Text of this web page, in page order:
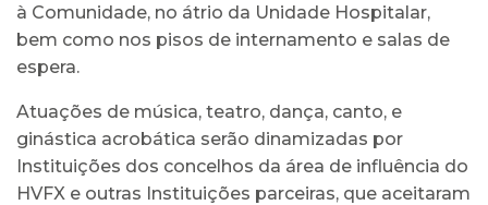
à Comunidade, no átrio da Unidade Hospitalar,
bem como nos pisos de internamento e salas de
espera.
Atuações de música, teatro, dança, canto, e
ginástica acrobática serão dinamizadas por
Instituições dos concelhos da área de influência do
HVFX e outras Instituições parceiras, que aceitaram